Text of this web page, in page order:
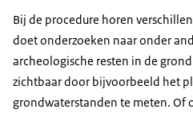
informatiebijeenkomst.
het ontwerp bekijken en
zienswijze.
Bij de procedure horen
doet onderzoeken naar onder
archeologische resten in de
zichtbaar door bijvoorbeeld het
grondwaterstanden te meten. Of